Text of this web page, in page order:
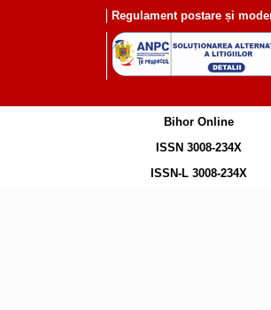
Regulament postare și
Bihor Online
ISSN 3008-234X
ISSN-L 3008-234X